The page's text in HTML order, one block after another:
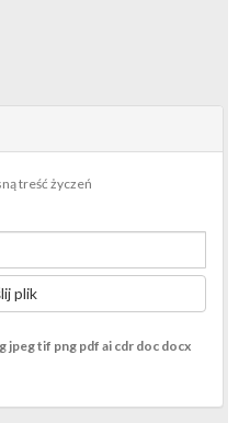
treść życzeń
plik
jpeg tif png pdf ai cdr doc docx